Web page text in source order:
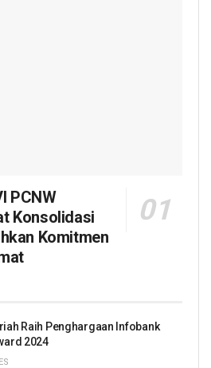
PCNW
Konsolidasi
Komitmen
Raih Penghargaan Infobank
2024